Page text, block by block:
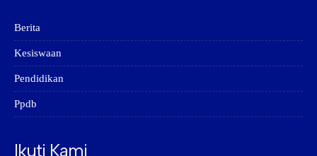
Berita
Kesiswaan
Pendidikan
Ppdb
Ikuti Kami